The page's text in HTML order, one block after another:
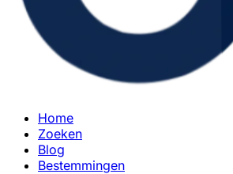
Home
Zoeken
Blog
Bestemmingen